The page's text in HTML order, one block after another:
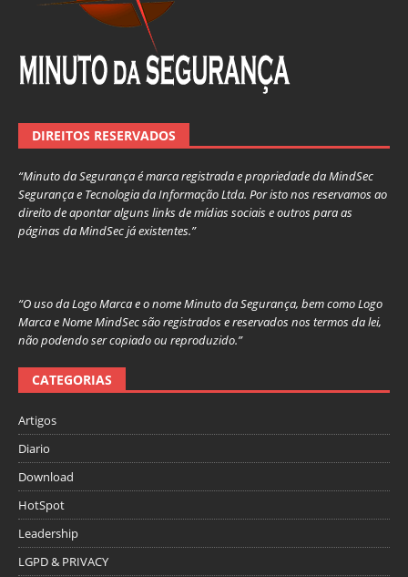
DIREITOS RESERVADOS
“Minuto da Segurança é marca registrada e propriedade da MindSec
Segurança e Tecnologia da Informação Ltda. Por isto nos reservamos ao
direito de apontar alguns links de mídias sociais e outros para as
páginas da MindSec já existentes.”
“O uso da Logo Marca e o nome Minuto da Segurança, bem como Logo
Marca e Nome MindSec são registrados e reservados nos termos da lei,
não podendo ser copiado ou reproduzido.”
CATEGORIAS
Artigos
Diario
Download
HotSpot
Leadership
LGPD & PRIVACY